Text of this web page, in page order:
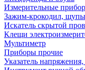
Измерительные
Зажим-крокодил, щупы
Искатель скрытой
Клещи
Мультиметр
Приборы прочие
Указатель